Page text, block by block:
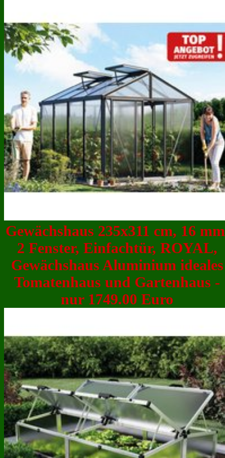
Gewächshaus 235x311 cm, 16
2 Fenster, Einfachtür, ROYAL,
Gewächshaus Aluminium ideales
Tomatenhaus und Gartenhaus -
nur 1749.00 Euro